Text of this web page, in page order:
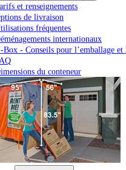
et renseignements
de livraison
fréquentes
internationaux
Box - Conseils pour l’emballage
du conteneur